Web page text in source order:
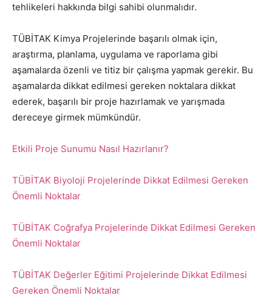
tehlikeleri hakkında bilgi sahibi olunmalıdır.
TÜBİTAK Kimya Projelerinde başarılı olmak için,
araştırma, planlama, uygulama ve raporlama gibi
aşamalarda özenli ve titiz bir çalışma yapmak gerekir. Bu
aşamalarda dikkat edilmesi gereken noktalara dikkat
ederek, başarılı bir proje hazırlamak ve yarışmada
dereceye girmek mümkündür.
Etkili Proje Sunumu Nasıl Hazırlanır?
TÜBİTAK Biyoloji Projelerinde Dikkat Edilmesi Gereken
Önemli Noktalar
TÜBİTAK Coğrafya Projelerinde Dikkat Edilmesi Gereken
Önemli Noktalar
TÜBİTAK Değerler Eğitimi Projelerinde Dikkat Edilmesi
Gereken Önemli Noktalar